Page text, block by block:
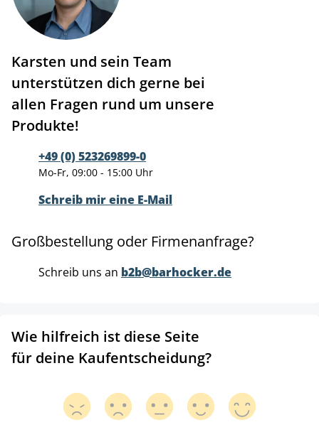
Karsten und sein Team
unterstützen dich gerne bei
allen Fragen rund um unsere
Produkte!
+49 (0) 523269899-0
Mo-Fr, 09:00 - 15:00 Uhr
Schreib mir eine E-Mail
Großbestellung oder Firmenanfrage?
Schreib uns an b2b@barhocker.de
Wie hilfreich ist diese Seite
für deine Kaufentscheidung?